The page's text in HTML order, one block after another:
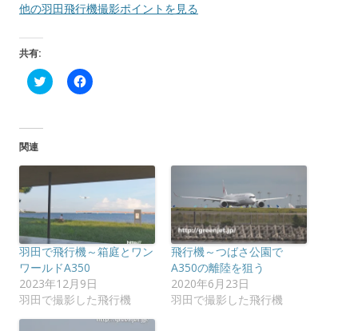
他の羽田飛行機撮影ポイントを見る
共有:
ク
リ
i
t
e
r
で
共
有
(
新
し
い
ウ
ィ
ン
ド
F
a
で
有
す
に
は
リ
ッ
ク
し
て
く
だ
さ
関連
羽田で飛行機～箱庭とワン
ワールドA350
2023年12月9日
羽田で撮影した飛行機
飛行機～つばさ公園で
A350の離陸を狙う
2020年6月23日
羽田で撮影した飛行機